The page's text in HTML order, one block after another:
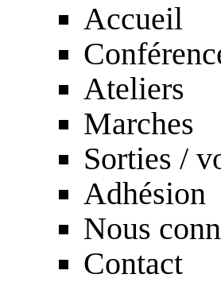
Accueil
Ateliers
Marches
Sorties /
Adhésion
Nous
Contact